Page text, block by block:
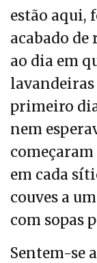
estão aqui,
acabado
ao dia em
primeiro
nem
em cada
couves a
com sopas
Sentem-se